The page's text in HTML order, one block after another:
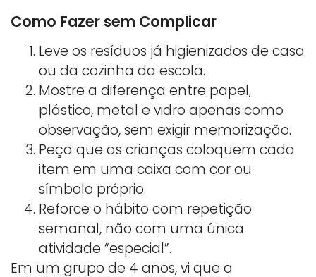
Como Fazer sem Complicar
Leve os resíduos já higienizados de casa
ou da cozinha da escola.
Mostre a diferença entre papel,
plástico, metal e vidro apenas como
observação, sem exigir memorização.
Peça que as crianças coloquem cada
item em uma caixa com cor ou
símbolo próprio.
Reforce o hábito com repetição
semanal, não com uma única
atividade “especial”.
Em um grupo de 4 anos, vi que a